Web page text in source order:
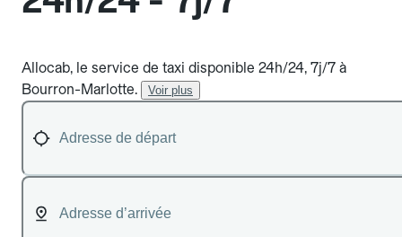
Allocab, le service de taxi disponible 24h/24, 7j/7 à
Bourron-Marlotte.
Voir plus